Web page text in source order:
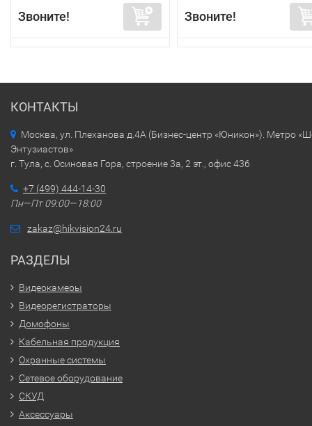
Звоните! Звоните!
КОНТАКТЫ
Москва, ул. Плеханова д.4А (Бизнес-центр «Юникон»). Метро
Энтузиастов»
г. Тула, с. Осиновая Гора, строение 3а, 2 эт., офис 436
+7 (499) 444-14-30
Пн—Пт 09:00—18:00
zakaz@hikvision24.ru
РАЗДЕЛЫ
Видеокамеры
Видеорегистраторы
Домофоны
Кабельная продукция
Охранные системы
Сетевое оборудование
СКУД
Аксессуары